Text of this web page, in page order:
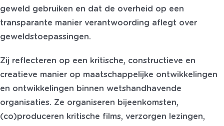
geweld gebruiken en dat de overheid op een
transparante manier verantwoording aflegt over
geweldstoepassingen.
Zij reflecteren op een kritische, constructieve en
creatieve manier op maatschappelijke ontwikkelingen
en ontwikkelingen binnen wetshandhavende
organisaties. Ze organiseren bijeenkomsten,
(co)produceren kritische films, verzorgen lezingen,